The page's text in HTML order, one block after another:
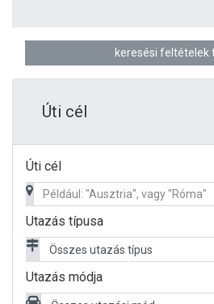
keresési feltételek
Úti cél
Úti cél
Utazás típusa
Utazás módja